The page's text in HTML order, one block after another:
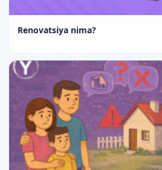
Renovatsiya nima?